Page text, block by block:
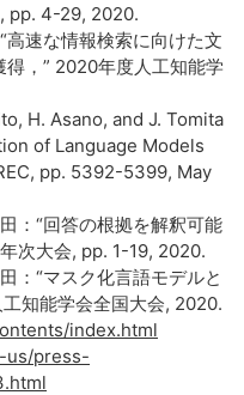
pp. 4-29, 2020.
高速な情報検索に向けた文
，” 2020年度人工知能学
H. Asano, and J. Tomita
of Language Models
pp. 5392-5399, May
：“回答の根拠を解釈可能
次大会, pp. 1-19, 2020.
：“マスク化言語モデルと
知能学会全国大会, 2020.
index.html
us/press-